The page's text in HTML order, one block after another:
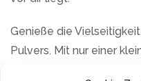
Genieße die
Pulvers. Mit nur einer